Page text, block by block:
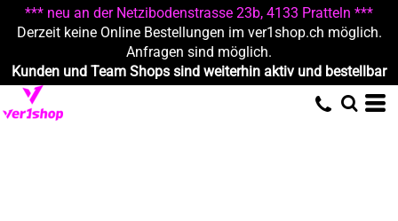
*** neu an der Netzibodenstrasse 23b, 4133 Pratteln ***
Derzeit keine Online Bestellungen im ver1shop.ch möglich.
Anfragen sind möglich.
Kunden und Team Shops sind weiterhin aktiv und bestellbar